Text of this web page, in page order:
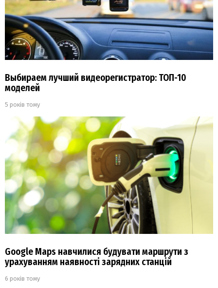
Выбираем лучший видеорегистратор: ТОП-10
моделей
5 років тому
Google Maps навчилися будувати маршрути з
урахуванням наявності зарядних станцій
6 років тому